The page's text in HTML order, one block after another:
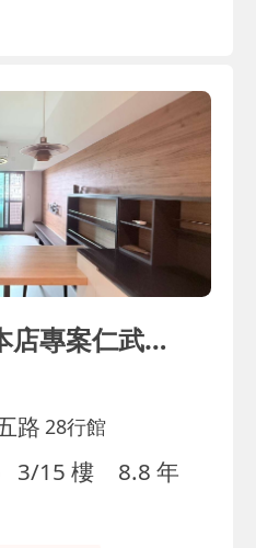
晉選好屋★本店專案仁武區輕屋齡｜採光通風極佳美兩房
路 28行館
3/15 樓 8.8 年